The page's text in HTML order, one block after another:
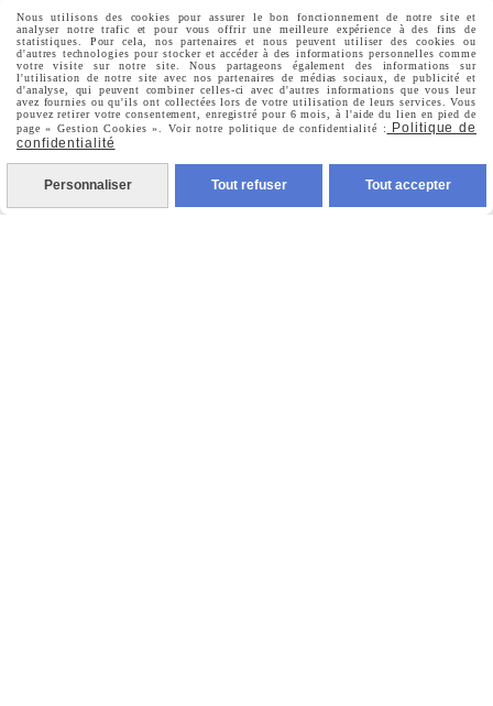
Mon Compte
Informations Personnelles
Commandes
Nous utilisons des cookies pour assurer le bon fonctionnement de notre site et
analyser notre trafic et pour vous offrir une meilleure expérience à des fins de
statistiques. Pour cela, nos partenaires et nous peuvent utiliser des cookies ou
d'autres technologies pour stocker et accéder à des informations personnelles comme
votre visite sur notre site. Nous partageons également des informations sur
l'utilisation de notre site avec nos partenaires de médias sociaux, de publicité et
d'analyse, qui peuvent combiner celles-ci avec d'autres informations que vous leur
avez fournies ou qu'ils ont collectées lors de votre utilisation de leurs services. Vous
pouvez retirer votre consentement, enregistré pour 6 mois, à l'aide du lien en pied de
page « Gestion Cookies ». Voir notre politique de confidentialité :
Politique de
confidentialité
Personnaliser Tout refuser Tout accepter